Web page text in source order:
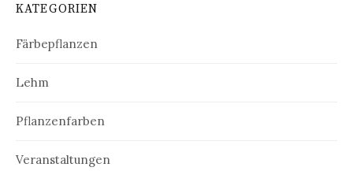
KATEGORIEN
Färbepflanzen
Lehm
Pflanzenfarben
Veranstaltungen